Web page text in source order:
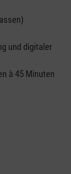
und digitaler
à 45 Minuten